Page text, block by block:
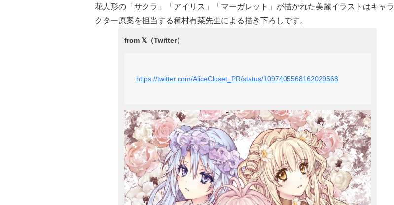
花人形の「サクラ」「アイリス」「マーガレット」が描かれた美麗イラストはキャラ
クター原案を担当する種村有菜先生による描き下ろしです。
https://twitter.com/AliceCloset_PR/status/1097405568162029568